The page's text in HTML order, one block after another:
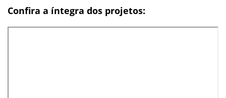
Confira a íntegra dos projetos: